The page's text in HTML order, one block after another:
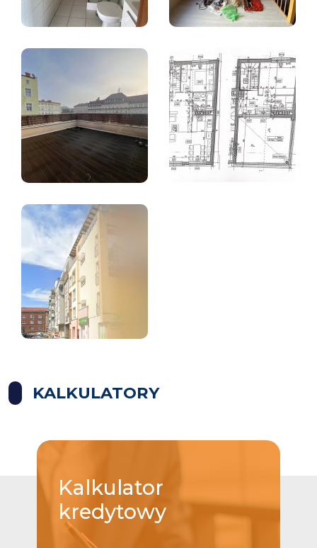
KALKULATORY
Kalkulator
kredytowy